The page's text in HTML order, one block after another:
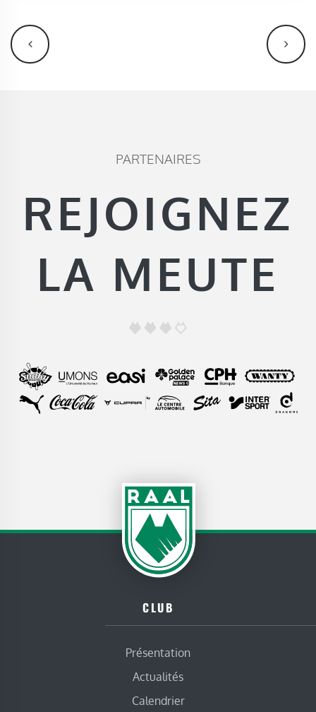
PARTENAIRES
REJOIGNEZ
LA MEUTE
CLUB
Présentation
Actualités
Calendrier